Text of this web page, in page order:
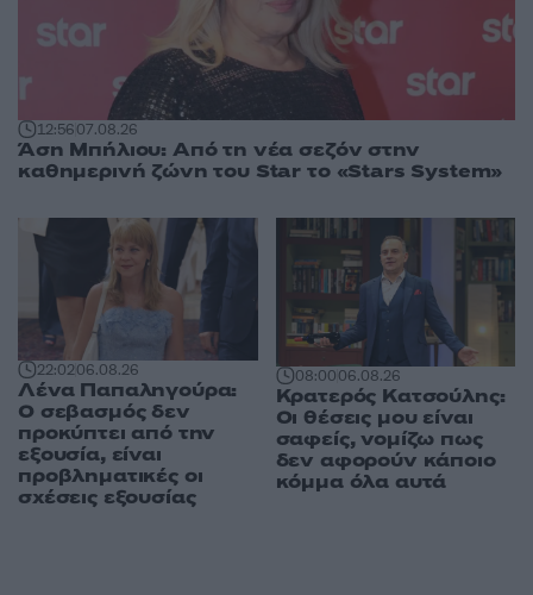
12:5607.08.26
Άση Μπήλιου: Από τη νέα σεζόν στην
καθημερινή ζώνη του Star το «Stars System»
22:0206.08.26
Λένα Παπαληγούρα:
Ο σεβασμός δεν
προκύπτει από την
εξουσία, είναι
προβληματικές οι
σχέσεις εξουσίας
08:0006.08.26
Κρατερός Κατσούλης:
Οι θέσεις μου είναι
σαφείς, νομίζω πως
δεν αφορούν κάποιο
κόμμα όλα αυτά